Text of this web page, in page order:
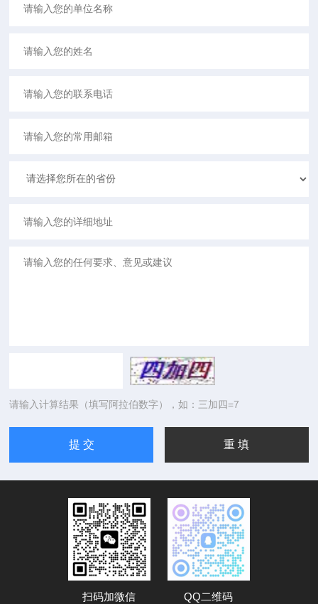
请输入计算结果（填写阿拉伯数字），如：三加四=7
扫码加微信 QQ二维码